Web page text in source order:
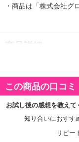
・商品は「株式会社グ
商品詳細
この商品の口コミ
お試し後の感想を教えて
知り合いにおすす
リピー